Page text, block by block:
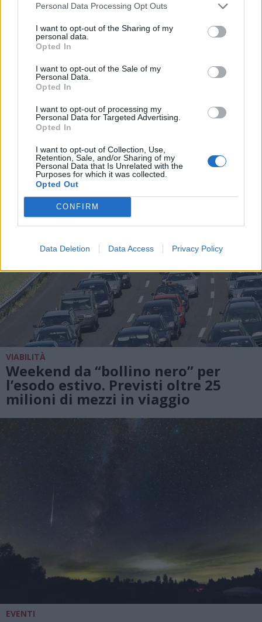
Personal Data Processing Opt Outs
I want to opt-out of the Sharing of my
personal data.
Opted In
I want to opt-out of the Sale of my
Personal Data.
Opted In
I want to opt-out of processing my
Personal Data for Targeted Advertising.
Opted In
I want to opt-out of Collection, Use,
Retention, Sale, and/or Sharing of my
Personal Data that Is Unrelated with the
Purposes for which it was collected.
Opted Out
CONFIRM
Data Deletion Data Access Privacy Policy
ECONOMIA
Milanese. Spinta dal chimico-
plastico, ma l’export va ancora a
rilento
VIABILITÀ
Weekend da “bollino nero” per
l’esodo estivo. Previsti oltre 25
milioni di mezzi in viaggio
EVENTI